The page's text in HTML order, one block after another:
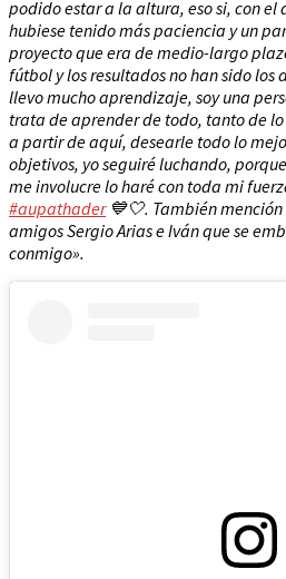
podido estar a la altura, eso si, con el
hubiese tenido más paciencia y un
proyecto que era de medio-largo
fútbol y los resultados no han sido los
llevo mucho aprendizaje, soy una
trata de aprender de todo, tanto de
a partir de aquí, desearle todo lo
objetivos, yo seguiré luchando,
me involucre lo haré con toda mi
#aupathader💙🤍. También
amigos Sergio Arias e Iván que se
conmigo».